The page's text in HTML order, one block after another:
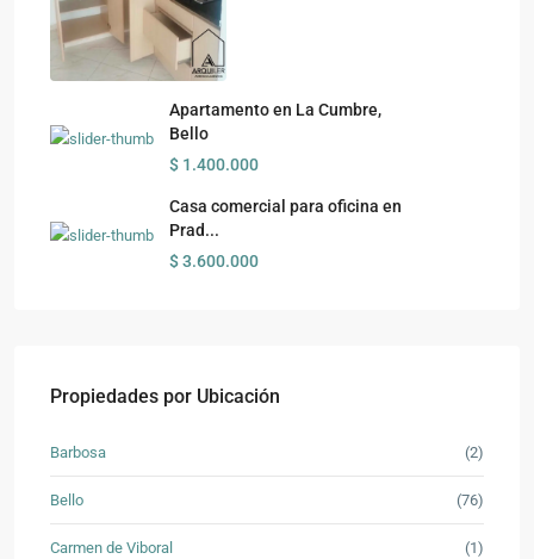
Apartamento en La Cumbre,
Bello
$ 1.400.000
Casa comercial para oficina en
Prad...
$ 3.600.000
Propiedades por Ubicación
Barbosa (2)
Bello (76)
Carmen de Viboral (1)